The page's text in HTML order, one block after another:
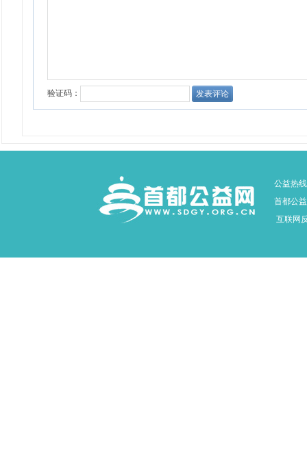
公益热
首都公
互联网